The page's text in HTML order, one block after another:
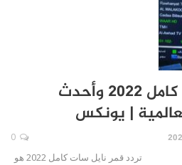
تردد قمر نايل سات كامل 2022 وأحدث
| يونكس
تردد قمر نايل سات كامل 2022 هو